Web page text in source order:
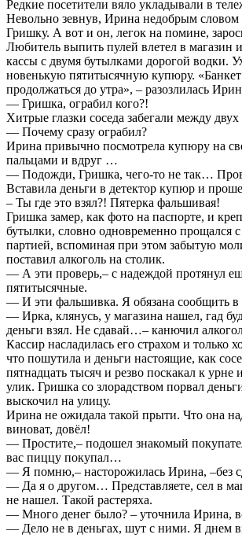
Редкие посетители вяло укладывали в
Невольно зевнув, Ирина недобрым словом
Гришку. А вот и он, легок на помине,
Любитель выпить пулей влетел в магазин
кассы с двумя бутылками дорогой водки.
новенькую пятитысячную купюру. «Банкет
продолжаться до утра», – разозлилась
— Гришка, ограбил кого?!
Хитрые глазки соседа забегали между двух
— Почему сразу ограбил?
Ирина привычно посмотрела купюру на
пальцами и вдруг …
— Подожди, Гришка, чего-то не так…
Вставила деньги в детектор купюр и
– Ты где это взял?! Пятерка фальшивая!
Гришка замер, как фото на паспорте, и
бутылки, словно одновременно прощался
партией, вспоминая при этом забытую
поставил алкоголь на столик.
— А эти проверь,– с надеждой протянул
пятитысячные.
— И эти фальшивка. Я обязана сообщить
— Ирка, клянусь, у магазина нашел, гад
деньги взял. Не сдавай…– канючил
Кассир насладилась его страхом и только
что пошутила и деньги настоящие, как
пятнадцать тысяч и резво поскакал к урне
улик. Гришка со злорадством порвал
выскочил на улицу.
Ирина не ожидала такой прыти. Что она
виноват, довёл!
— Простите,– подошел знакомый
вас пиццу покупал…
— Я помню,– насторожилась Ирина, –без
— Да я о другом… Представляете, сел в
не нашел. Такой растеряха.
— Много денег было? – уточнила Ирина,
— Дело не в деньгах, шут с ними. Я днем